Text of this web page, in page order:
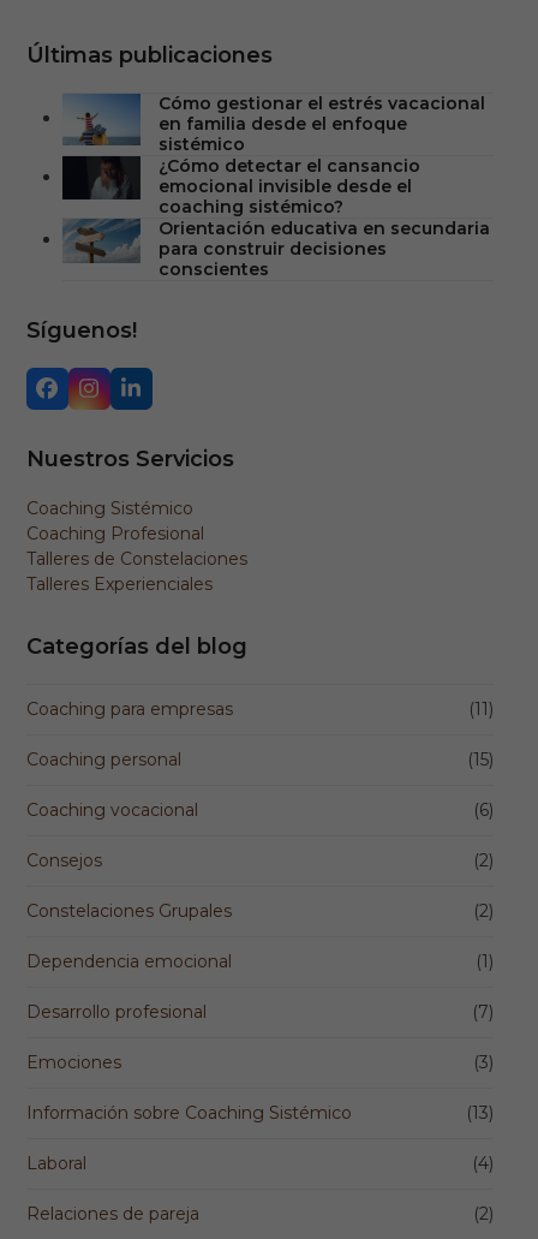
Últimas publicaciones
Cómo gestionar el estrés vacacional
en familia desde el enfoque
sistémico
¿Cómo detectar el cansancio
emocional invisible desde el
coaching sistémico?
Orientación educativa en secundaria
para construir decisiones
conscientes
Síguenos!
Facebook
Instagram
LinkedIn
Nuestros Servicios
Coaching Sistémico
Coaching Profesional
Talleres de Constelaciones
Talleres Experienciales
Categorías del blog
Coaching para empresas (11)
Coaching personal (15)
Coaching vocacional (6)
Consejos (2)
Constelaciones Grupales (2)
Dependencia emocional (1)
Desarrollo profesional (7)
Emociones (3)
Información sobre Coaching Sistémico (13)
Laboral (4)
Relaciones de pareja (2)